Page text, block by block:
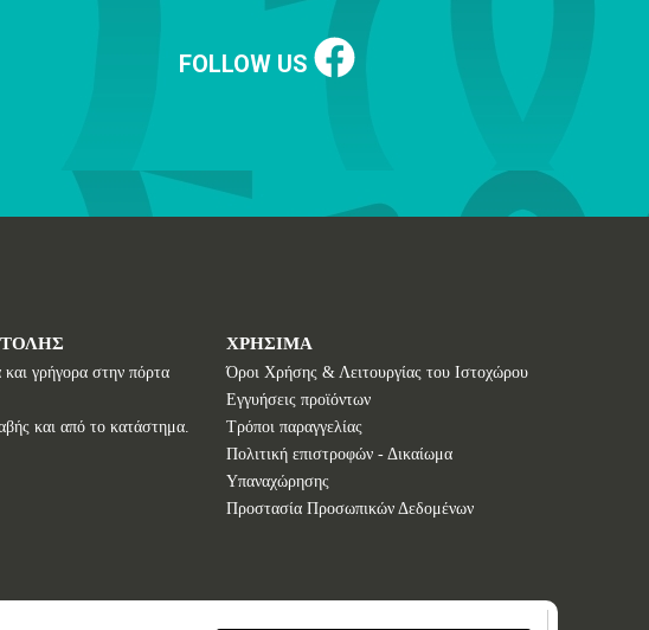
FOLLOW US
γρήγορα στην πόρτα
και από το κατάστημα.
ΧΡΗΣΙΜΑ
Όροι Χρήσης & Λειτουργίας του Ιστοχώρου
Εγγυήσεις προϊόντων
Τρόποι παραγγελίας
Πολιτική επιστροφών - Δικαίωμα
Υπαναχώρησης
Προστασία Προσωπικών Δεδομένων